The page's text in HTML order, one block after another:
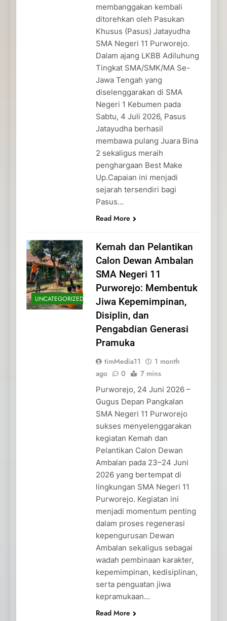
membanggakan kembali
ditorehkan oleh Pasukan
Khusus (Pasus) Jatayudha
SMA Negeri 11 Purworejo.
Dalam ajang LKBB Adiluhung
Tingkat SMA/SMK/MA Se-
Jawa Tengah yang
diselenggarakan di SMA
Negeri 1 Kebumen pada
Sabtu, 4 Juli 2026, Pasus
Jatayudha berhasil
membawa pulang Juara Bina
2 sekaligus meraih
penghargaan Best Make
Up.Capaian ini menjadi
sejarah tersendiri bagi
Pasus…
Read More
UNCATEGORIZED
Kemah dan Pelantikan
Calon Dewan Ambalan
SMA Negeri 11
Purworejo: Membentuk
Jiwa Kepemimpinan,
Disiplin, dan
Pengabdian Generasi
Pramuka
timMedia11
1 month
ago
0 7 mins
Purworejo, 24 Juni 2026 –
Gugus Depan Pangkalan
SMA Negeri 11 Purworejo
sukses menyelenggarakan
kegiatan Kemah dan
Pelantikan Calon Dewan
Ambalan pada 23–24 Juni
2026 yang bertempat di
lingkungan SMA Negeri 11
Purworejo. Kegiatan ini
menjadi momentum penting
dalam proses regenerasi
kepengurusan Dewan
Ambalan sekaligus sebagai
wadah pembinaan karakter,
kepemimpinan, kedisiplinan,
serta penguatan jiwa
kepramukaan…
Read More